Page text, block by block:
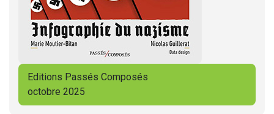
Editions Passés Composés
octobre 2025